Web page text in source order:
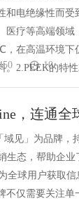
和电绝缘性而受
医疗等高端领
在高温环境下
。2.PEEK的特
10
，连通全
域见」为品牌
生态，帮助企业
全球用户获取
不仅需要关注